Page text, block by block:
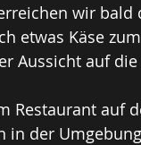
wir
etwas Käse
Aussicht auf
Restaurant auf
in der